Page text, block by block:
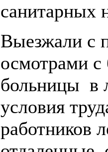
санитарных
Выезжали с
осмотрами с
больницы в
условия
работников